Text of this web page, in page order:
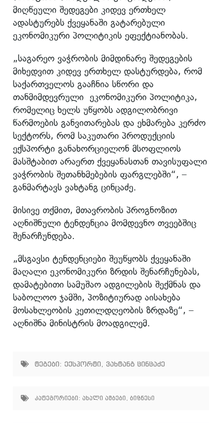
მიღწეული შედეგები კიდევ ერთხელ
ადასტურებს ქვეყანაში გატარებული
ეკონომიკური პოლიტიკის ეფექტიანობას.
„საგარეო ვაჭრობის მიმდინარე შედეგების
მიხედვით კიდევ ერთხელ დასტურდება, რომ
საქართველოს გააჩნია სწორი და
თანმიმდევრული ეკონომიკური პოლიტიკა,
რომელიც ხელს უწყობს ადგილობრივი
წარმოების განვითარებას და ეხმარება კერძო
სექტორს, რომ საკუთარი პროდუქციის
ექსპორტი განახორციელონ მსოფლიოს
მასშტაბით არაერთ ქვეყანასთან თავისუფალი
ვაჭრობის შეთანხმებების ფარგლებში“, –
განმარტავს ვახტანგ ცინცაძე.
მისივე თქმით, მთავრობის პროგნოზით
აღნიშნული ტენდენცია მომდევნო თვეებშიც
შენარჩუნდება.
„მსგავსი ტენდენციები შეუწყობს ქვეყანაში
მაღალი ეკონომიკური ზრდის შენარჩუნებას,
დამატებითი სამუშაო ადგილების შექმნას და
საბოლოო ჯამში, პოზიტიურად აისახება
მოსახლეობის კეთილდღეობის ზრდაზე“, –
აღნიშნა მინისტრის მოადგილემ.
ტეგები: ექსპორტი ვახტანგ ცინცაძე
კატეგორიები: ახალი ამბები , ბიზნესი